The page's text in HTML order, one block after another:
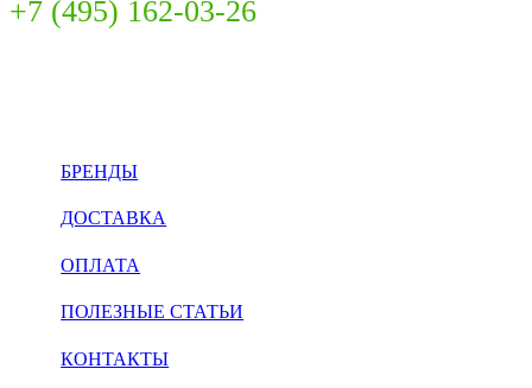
+7 (495) 162-03-26
БРЕНДЫ
ДОСТАВКА
ОПЛАТА
ПОЛЕЗНЫЕ СТАТЬИ
КОНТАКТЫ